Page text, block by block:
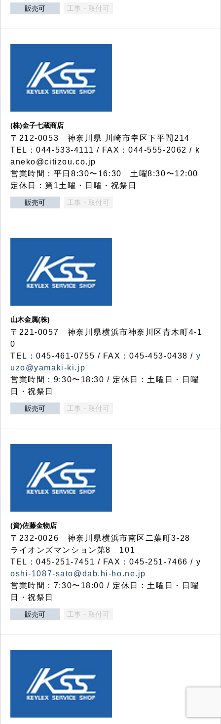
販売可 工事・取付可
(株)金子七蔵商店
〒212-0053 神奈川県 川崎市幸区下平間214
TEL：044-533-4111 / FAX：044-555-2062 / k
aneko@citizou.co.jp
営業時間：平日8:30〜16:30 土曜8:30〜12:00
定休日：第1土曜・日曜・祝祭日
販売可 工事・取付可
山木金属(株)
〒221-0057 神奈川県横浜市神奈川区青木町4-1
0
TEL：045-461-0755 / FAX：045-453-0438 / y
uzo@yamaki-ki.jp
営業時間：9:30〜18:30 / 定休日：土曜日・日曜
日・祝祭日
販売可 工事・取付可
(資)佐藤金物店
〒232-0026 神奈川県横浜市南区二葉町3-28
ライオンズマンション第8 101
TEL：045-251-7451 / FAX：045-251-7466 / y
oshi-1087-sato@dab.hi-ho.ne.jp
営業時間：7:30〜18:00 / 定休日：土曜日・日曜
日・祝祭日
販売可 工事・取付可